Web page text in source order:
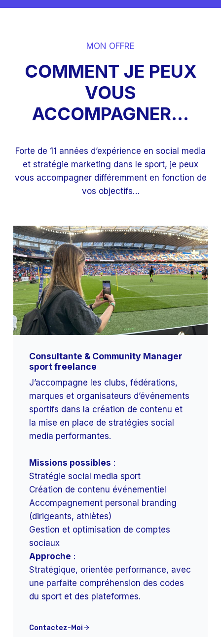
MON OFFRE
COMMENT JE PEUX
VOUS
ACCOMPAGNER…
Forte de 11 années d’expérience en social media
et stratégie marketing dans le sport, je peux
vous accompagner différemment en fonction de
vos objectifs…
Consultante & Community Manager
sport freelance
J’accompagne les clubs, fédérations,
marques et organisateurs d’événements
sportifs dans la création de contenu et
la mise en place de stratégies social
media performantes.
Missions possibles :
Stratégie social media sport
Création de contenu événementiel
Accompagnement personal branding
(dirigeants, athlètes)
Gestion et optimisation de comptes
sociaux
Approche :
Stratégique, orientée performance, avec
une parfaite compréhension des codes
du sport et des plateformes.
Contactez-Moi